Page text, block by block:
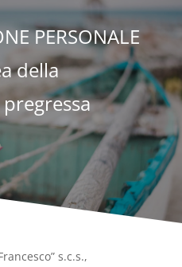
PERSONALE
della
s.c.s.,